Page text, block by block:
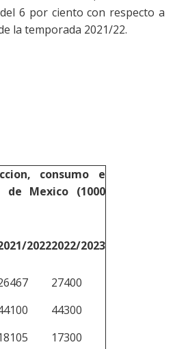
6 por ciento con respecto a
la temporada 2021/22.
consumo e
Mexico (1000
20222022/2023
27400
44300
17300